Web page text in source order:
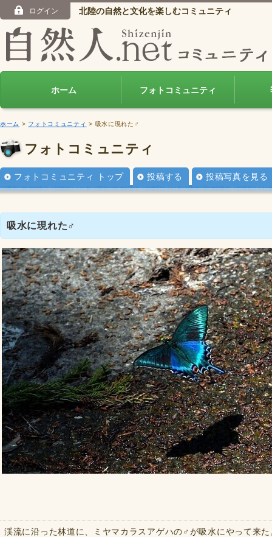
ログイン 北陸の自然と文化を楽しむコミュニティ
ホーム フォトコミュニティ
ホーム > フォトコミュニティ > 吸水に現れた♂
フォトコミュニティ
フォトコミュニティ トップ 投稿する 投稿写真を見る
吸水に現れた♂
渓流に沿った林道に、ミヤマカラスアゲハの♂が吸水にやって来